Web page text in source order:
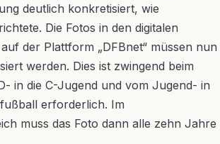
deutlich konkretisiert, wie
Die Fotos in den digitalen
der Plattform „DFBnet“ müssen nun
werden. Dies ist zwingend beim
in die C-Jugend und vom Jugend- in
erforderlich. Im
muss das Foto dann alle zehn Jahre